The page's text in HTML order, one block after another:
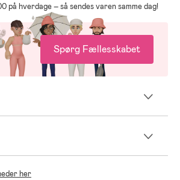
på hverdage – så sendes varen samme dag!
Spørg Fællesskabet
her